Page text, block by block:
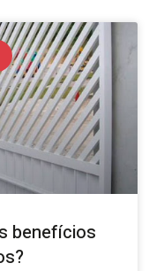
benefícios